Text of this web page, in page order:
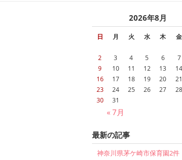
2026年8月
日 月 火 水 木 金
« 7月
2
3 4 5 6 7
9
10 11 12 13 14
16
17 18 19 20 21
23
24 25 26 27 28
30
31
最新の記事
神奈川県茅ケ崎市保育園2